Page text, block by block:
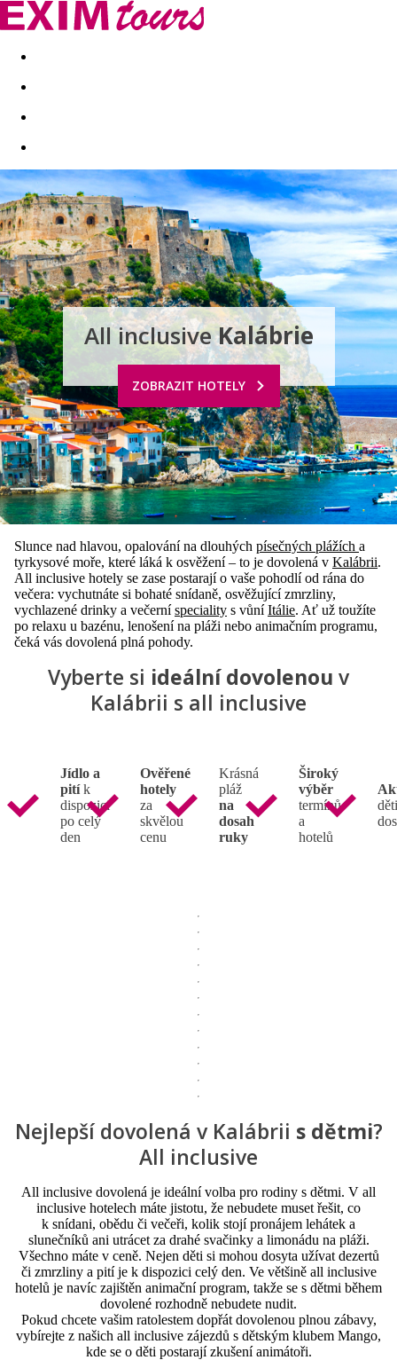
Akční nabídky Last minute
All inclusiveKalábrie
ZOBRAZIT HOTELY
Slunce nad hlavou, opalování na dlouhých písečných plážích a
tyrkysové moře, které láká k osvěžení – to je dovolená v Kalábrii.
All inclusive hotely se zase postarají o vaše pohodlí od rána do
večera: vychutnáte si bohaté snídaně, osvěžující zmrzliny,
vychlazené drinky a večerníspeciality s vůníItálie. Ať už toužíte
po relaxu u bazénu, lenošení na pláži nebo animačním programu,
čeká vás dovolená plná pohody.
Vyberte si ideální dovolenou v
Kalábrii s all inclusive
Jídlo a
pitík
dispozici
po celý
den
Ověřené
hotely
za
skvělou
cenu
Krásná
pláž
na
dosah
ruky
Široký
výběr
termínů
a
hotelů
Nejlepší dovolená v Kalábrii s dětmi?
All inclusive
All inclusive dovolená je ideální volba pro rodiny s dětmi. V all
inclusive hotelech máte jistotu, že nebudete muset řešit, co
k snídani, obědu či večeři, kolik stojí pronájem lehátek a
slunečníků ani utrácet za drahé svačinky a limonádu na pláži.
Všechno máte v ceně. Nejen děti si mohou dosyta užívat dezertů
či zmrzliny a pití je k dispozici celý den. Ve většině all inclusive
hotelů je navíc zajištěn animační program, takže se s dětmi během
dovolené rozhodně nebudete nudit.
Pokud chcete vašim ratolestem dopřát dovolenou plnou zábavy,
vybírejte z našich all inclusive zájezdů s dětským klubem Mango,
kde se o děti postarají zkušení animátoři.